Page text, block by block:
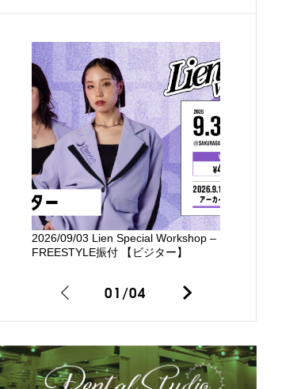
2026/09/03 Lien Special Workshop –
FREESTYLE振付 【ビジター】
01/04